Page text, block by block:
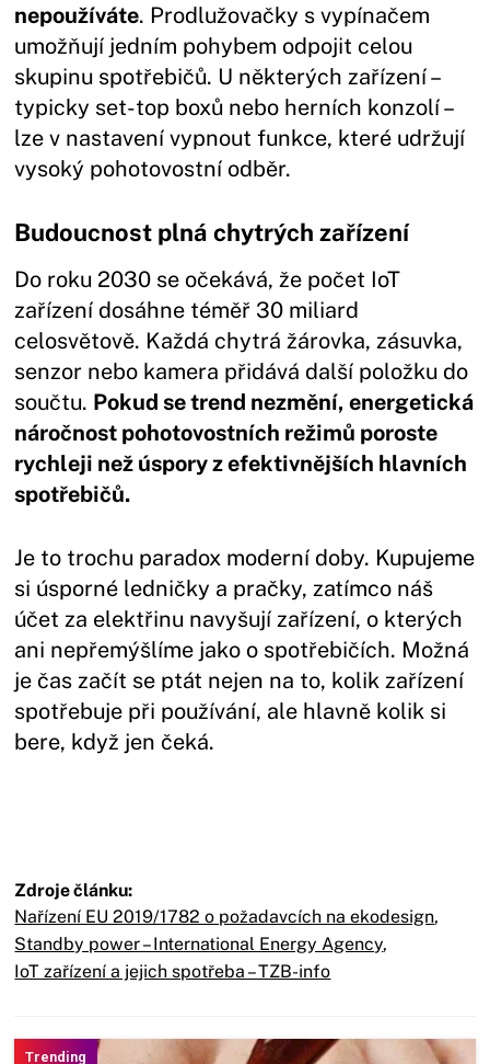
nepoužíváte. Prodlužovačky s vypínačem
umožňují jedním pohybem odpojit celou
skupinu spotřebičů. U některých zařízení –
typicky set-top boxů nebo herních konzolí –
lze v nastavení vypnout funkce, které udržují
vysoký pohotovostní odběr.
Budoucnost plná chytrých zařízení
Do roku 2030 se očekává, že počet IoT
zařízení dosáhne téměř 30 miliard
celosvětově. Každá chytrá žárovka, zásuvka,
senzor nebo kamera přidává další položku do
součtu. Pokud se trend nezmění, energetická
náročnost pohotovostních režimů poroste
rychleji než úspory z efektivnějších hlavních
spotřebičů.
Je to trochu paradox moderní doby. Kupujeme
si úsporné ledničky a pračky, zatímco náš
účet za elektřinu navyšují zařízení, o kterých
ani nepřemýšlíme jako o spotřebičích. Možná
je čas začít se ptát nejen na to, kolik zařízení
spotřebuje při používání, ale hlavně kolik si
bere, když jen čeká.
Zdroje článku:
Nařízení EU 2019/1782 o požadavcích na ekodesign,
Standby power – International Energy Agency,
IoT zařízení a jejich spotřeba – TZB-info